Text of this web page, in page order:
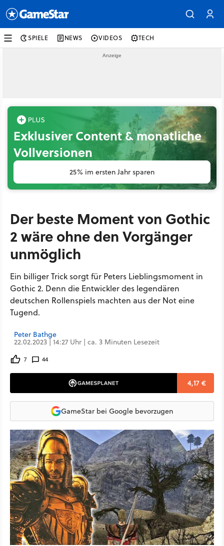
SPIELE NEWS VIDEOS TECH
Exklusiver Content & monatliche
Vollversionen
25% im ersten Jahr sparen
Der beste Moment von Gothic
2 wäre ohne den Vorgänger
unmöglich
Ein billiger Trick sorgt für Peters Lieblingsmoment in
Gothic 2. Denn die Entwickler des legendären
deutschen Rollenspiels machten aus der Not eine
Tugend.
Peter Bathge
22.02.2023 | 14:27 Uhr | ca. 3 Minuten Lesezeit
7 44
4,17 €
GameStar bei Google bevorzugen